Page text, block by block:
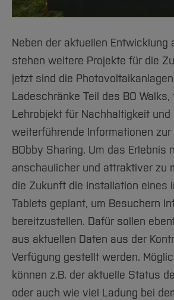
Neben der aktuellen Entwicklung
stehen weitere Projekte für die
jetzt sind die
Ladeschränke Teil des BO
Lehrobjekt für Nachhaltigkeit und
weiterführende Informationen
BObby Sharing. Um das Erlebnis
anschaulicher und attraktiver zu
die Zukunft die Installation eines
Tablets geplant, um Besuchern
bereitzustellen. Dafür sollen
aus aktuellen Daten aus der
Verfügung gestellt werden.
können z.B. der aktuelle Status
oder auch wie viel Ladung bei